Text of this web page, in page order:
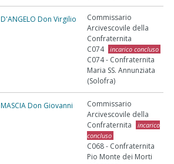
D'ANGELO Don Virgilio
Commissario
Arcivescovile della
Confraternita
C074
incarico concluso
C074 - Confraternita
Maria SS. Annunziata
(Solofra)
MASCIA Don Giovanni
Commissario
Arcivescovile della
Confraternita
incarico
concluso
C068 - Confraternita
Pio Monte dei Morti